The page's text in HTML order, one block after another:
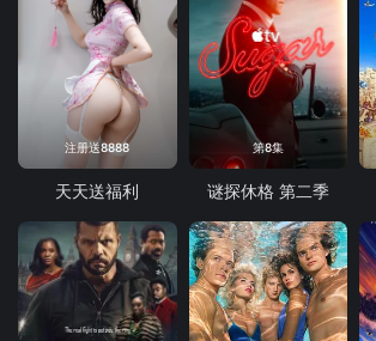
注册送8888
天天送福利
第8集
谜探休格 第二季